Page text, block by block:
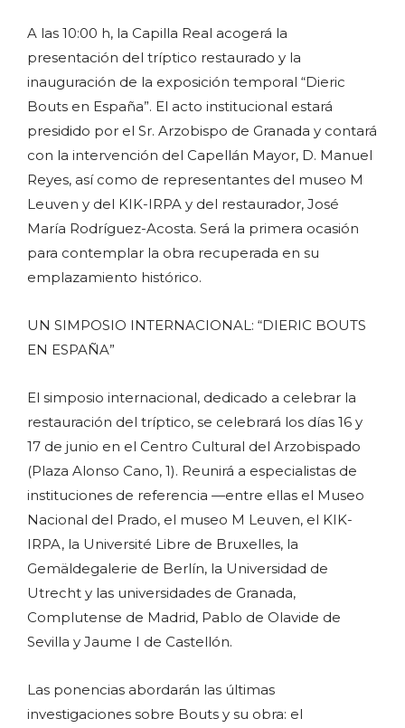
A las 10:00 h, la Capilla Real acogerá la
presentación del tríptico restaurado y la
inauguración de la exposición temporal “Dieric
Bouts en España”. El acto institucional estará
presidido por el Sr. Arzobispo de Granada y contará
con la intervención del Capellán Mayor, D. Manuel
Reyes, así como de representantes del museo M
Leuven y del KIK-IRPA y del restaurador, José
María Rodríguez-Acosta. Será la primera ocasión
para contemplar la obra recuperada en su
emplazamiento histórico.
UN SIMPOSIO INTERNACIONAL: “DIERIC BOUTS
EN ESPAÑA”
El simposio internacional, dedicado a celebrar la
restauración del tríptico, se celebrará los días 16 y
17 de junio en el Centro Cultural del Arzobispado
(Plaza Alonso Cano, 1). Reunirá a especialistas de
instituciones de referencia —entre ellas el Museo
Nacional del Prado, el museo M Leuven, el KIK-
IRPA, la Université Libre de Bruxelles, la
Gemäldegalerie de Berlín, la Universidad de
Utrecht y las universidades de Granada,
Complutense de Madrid, Pablo de Olavide de
Sevilla y Jaume I de Castellón.
Las ponencias abordarán las últimas
investigaciones sobre Bouts y su obra: el